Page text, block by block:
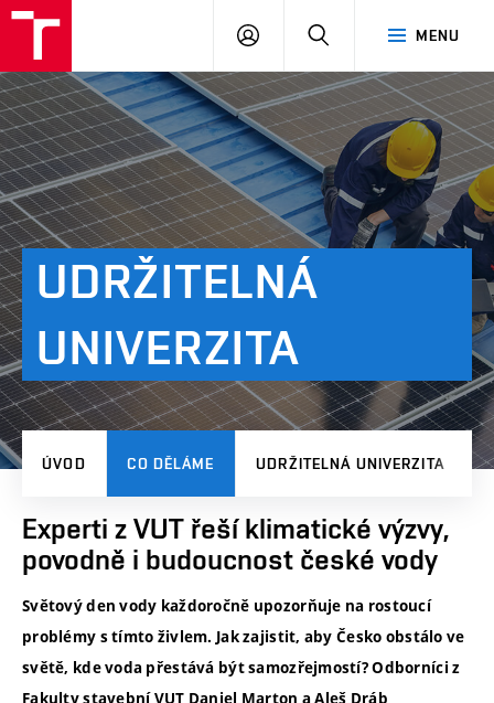
MENU
PŘIHLÁSIT
UDRŽITELNÁ
UNIVERZITA
ÚVOD CO DĚLÁME UDRŽITELNÁ UNIVERZITA
Experti z VUT řeší klimatické výzvy,
povodně i budoucnost české vody
Světový den vody každoročně upozorňuje na rostoucí
problémy s tímto živlem. Jak zajistit, aby Česko obstálo ve
světě, kde voda přestává být samozřejmostí? Odborníci z